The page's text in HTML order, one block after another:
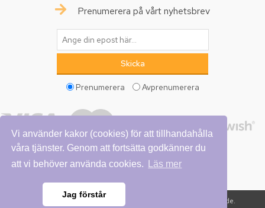
Vi använder kakor (cookies) för att tillhandahålla
våra tjänster. Genom att fortsätta godkänner du
att vi behöver använda cookies.
Läs mer
Jag förstår
Prenumerera på vårt nyhetsbrev
Prenumerera Avprenumerera
Copyright © 2026 Vattumannen. Alla rättigheter reserverade.